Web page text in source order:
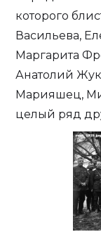
которого
Васильева,
Маргарита
Анатолий
Марияшец,
целый ряд